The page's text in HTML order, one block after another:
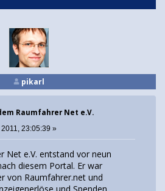
pikarl
Raumfahrer Net e.V.
23:05:39 »
Net e.V. entstand vor neun
diesem Portal. Er war
von Raumfahrer.net und